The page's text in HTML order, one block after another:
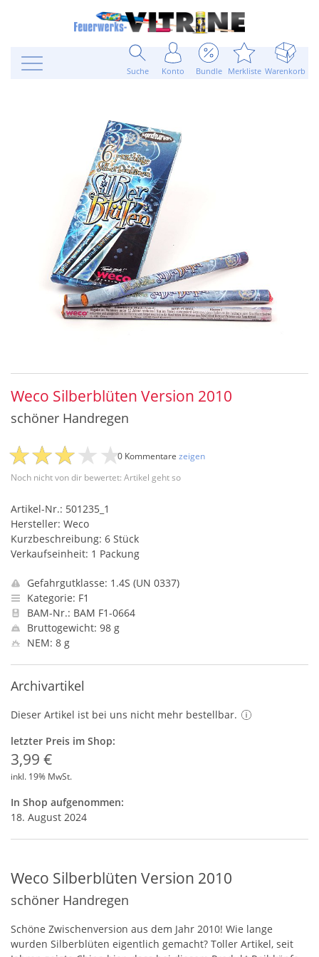
Suche Konto Bundle Merkliste Warenkorb
Weco Silberblüten Version 2010
schöner Handregen
Noch nicht von dir bewertet: Artikel geht so
0 Kommentare zeigen
Artikel-Nr.: 501235_1
Hersteller: Weco
Kurzbeschreibung: 6 Stück
Verkaufseinheit: 1 Packung
Gefahrgutklasse: 1.4S (UN 0337)
Kategorie: F1
BAM-Nr.: BAM F1-0664
Bruttogewicht: 98 g
NEM: 8 g
Archivartikel
Dieser Artikel ist bei uns nicht mehr bestellbar.
letzter Preis im Shop:
3,99 €
inkl. 19% MwSt.
In Shop aufgenommen:
18. August 2024
Weco Silberblüten Version 2010
schöner Handregen
Schöne Zwischenversion aus dem Jahr 2010! Wie lange
wurden Silberblüten eigentlich gemacht? Toller Artikel, seit